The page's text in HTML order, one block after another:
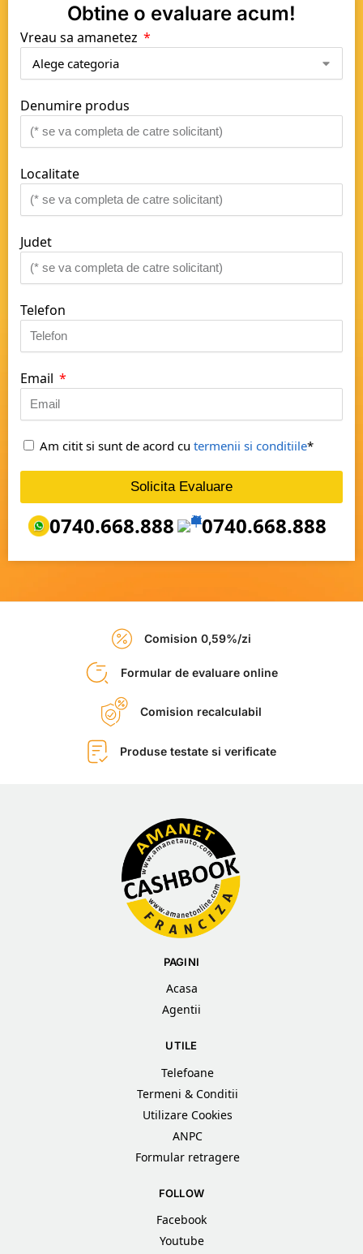
Obtine o evaluare acum!
Vreau sa amanetez
Denumire produs
Localitate
Judet
Telefon
Email
Am citit si sunt de acord cu termenii si conditiile*
Solicita Evaluare
0740.668.888 0740.668.888
Comision 0,59%/zi
Formular de evaluare online
Comision recalculabil
Produse testate si verificate
PAGINI
Acasa
Agentii
UTILE
Telefoane
Termeni & Conditii
Utilizare Cookies
ANPC
Formular retragere
FOLLOW
Facebook
Youtube